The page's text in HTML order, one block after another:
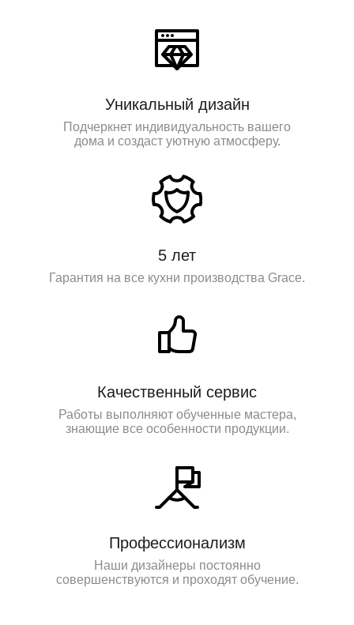
Уникальный дизайн
Подчеркнет индивидуальность вашего
дома и создаст уютную атмосферу.
5 лет
Гарантия на все кухни производства Grace.
Качественный сервис
Работы выполняют обученные мастера,
знающие все особенности продукции.
Профессионализм
Наши дизайнеры постоянно
совершенствуются и проходят обучение.